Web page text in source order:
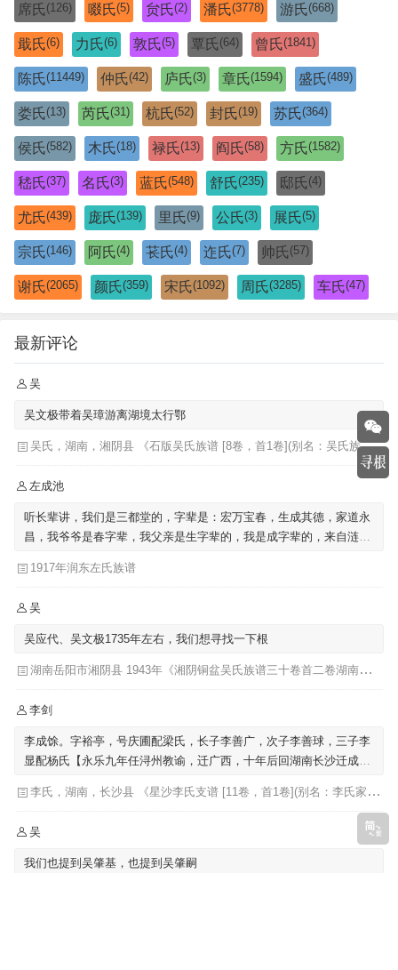
席氏 (126) 啜氏(5) 贠氏(2) 潘氏(3778) 游氏(668)
戢氏(6) 力氏(6) 敦氏(5) 覃氏 (64) 曾氏(1841)
陈氏(11449) 仲氏(42) 庐氏(3) 章氏(1594) 盛氏(489)
娄氏(13) 芮氏(31) 杭氏(52) 封氏(19) 苏氏(364)
侯氏(582) 木氏(18) 禄氏(13) 阎氏(58) 方氏(1582)
嵇氏(37) 名氏(3) 蓝氏(548) 舒氏(235) 邸氏 (4)
尤氏(439) 庞氏(139) 里氏(9) 公氏(3) 展氏(5)
宗氏(146) 阿氏(4) 苌氏(4) 迮氏(7) 帅氏 (57)
谢氏(2065) 颜氏(359) 宋氏(1092) 周氏(3285) 车氏(47)
最新评论
吴
吴文极带着吴璋游离湖境太行鄂
吴氏，湖南，湘阴县 《石版吴氏族谱 [8卷，首1卷](别名：吴氏族谱)》
左成池
听长辈讲，我们是三都堂的，字辈是：宏万宝春，生成其德，家道永
昌，我爷爷是春字辈，我父亲是生字辈的，我是成字辈的，来自涟水
1917年润东左氏族谱
吴
吴应代、吴文极1735年左右，我们想寻找一下根
湖南岳阳市湘阴县 1943年《湘阴铜盆吴氏族谱三十卷首二卷湖南省岳阳市湘阴县》发祥堂|吴楚椿（主修）
李剑
李成馀。字裕亭，号庆圃配梁氏，长子李善广，次子李善球，三子李
显配杨氏【永乐九年任浔州教谕，迁广西，十年后回湖南长沙迁成馀
李氏，湖南，长沙县 《星沙李氏支谱 [11卷，首1卷](别名：李氏家乘)》李芳城 ...[等]主修 ; 李沛华 ... [等]纂修
吴
我们也提到吴肇基，也提到吴肇嗣